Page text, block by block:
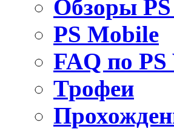
Обзоры
PS Mobile
FAQ по
Трофеи